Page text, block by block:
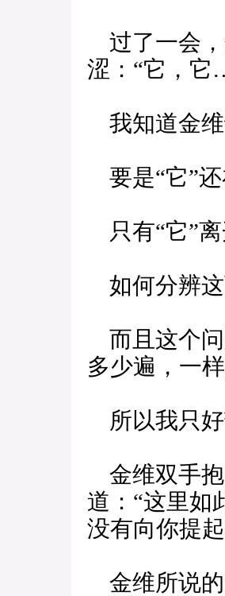
过了一会，
涩：“它，
我知道金维
要是“它”
只有“它”
如何分辨这
而且这个问
多少遍，一
所以我只
金维双手抱
道：“这里如
没有向你提
金维所说的